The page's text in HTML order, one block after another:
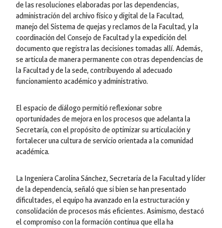
de las resoluciones elaboradas por las dependencias,
administración del archivo físico y digital de la Facultad,
manejo del Sistema de quejas y reclamos de la Facultad, y la
coordinación del Consejo de Facultad y la expedición del
documento que registra las decisiones tomadas allí. Además,
se articula de manera permanente con otras dependencias de
la Facultad y de la sede, contribuyendo al adecuado
funcionamiento académico y administrativo.
El espacio de diálogo permitió reflexionar sobre
oportunidades de mejora en los procesos que adelanta la
Secretaría, con el propósito de optimizar su articulación y
fortalecer una cultura de servicio orientada a la comunidad
académica.
La Ingeniera Carolina Sánchez, Secretaria de la Facultad y líder
de la dependencia, señaló que si bien se han presentado
dificultades, el equipo ha avanzado en la estructuración y
consolidación de procesos más eficientes. Asimismo, destacó
el compromiso con la formación continua que ella ha